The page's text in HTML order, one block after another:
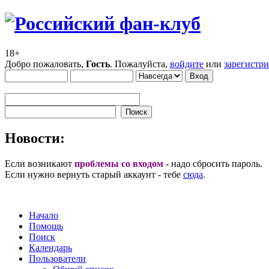
18+
Добро пожаловать, Гость. Пожалуйста, войдите или
Новости:
Если возникают проблемы со входом - надо сбросить пароль.
Если нужно вернуть старый аккаунт - тебе сюда.
Начало
Помощь
Поиск
Календарь
Пользователи